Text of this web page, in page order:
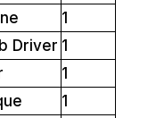
1
Driver 1
1
1